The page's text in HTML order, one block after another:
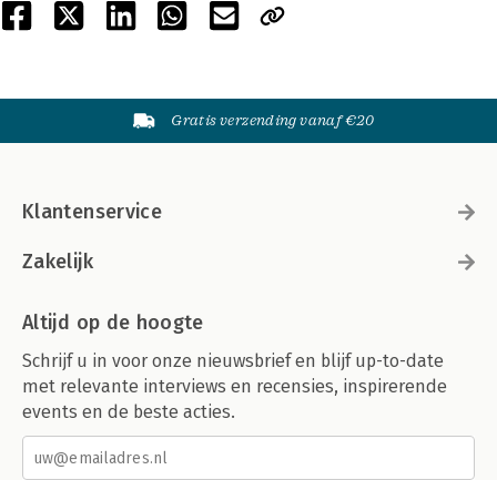
Gratis verzending vanaf €20
Klantenservice
Zakelijk
Altijd op de hoogte
Schrijf u in voor onze nieuwsbrief en blijf up-to-date
met relevante interviews en recensies, inspirerende
events en de beste acties.